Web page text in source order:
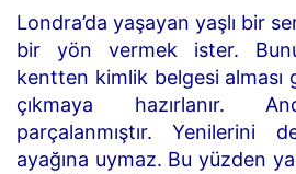
Londra’da yaşayan yaşlı bir
bir yön vermek ister.
kentten kimlik belgesi alması
çıkmaya hazırlanır.
parçalanmıştır. Yenilerini
ayağına uymaz. Bu yüzden